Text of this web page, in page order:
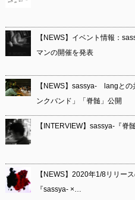
【NEWS】イベント情報：
マンの開催を発表
【NEWS】sassya- langとの
ンクバンド」「脊髄」公開
【INTERVIEW】sassya-『脊髄
【NEWS】2020年1/8リリー
『sassya- ×…